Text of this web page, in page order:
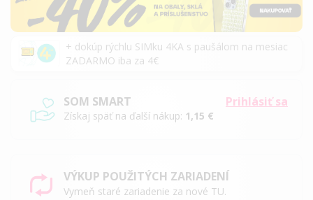
+ dokúp rýchlu SIMku 4KA s paušálom na mesiac
ZADARMO iba za 4€
Prihlásiť sa
SOM SMART
Získaj späť na ďalší nákup: 1,15 €
VÝKUP POUŽITÝCH ZARIADENÍ
Vymeň staré zariadenie za nové TU.